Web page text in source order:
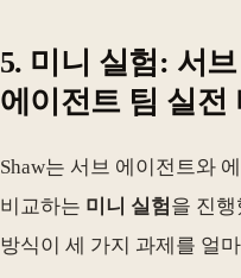
5. 미니 실험: 서
에이전트 팀 실전
Shaw는 서브 에이전트와
비교하는 미니 실험을 진
방식이 세 가지 과제를 얼